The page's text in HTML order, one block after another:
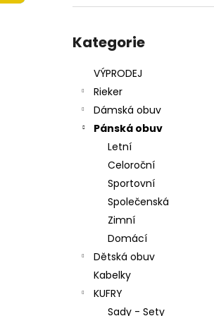
kategorie
Kategorie
VÝPRODEJ
Rieker
Dámská obuv
Pánská obuv
Letní
Celoroční
Sportovní
Společenská
Zimní
Domácí
Dětská obuv
Kabelky
KUFRY
Sady - Sety
699 Kč